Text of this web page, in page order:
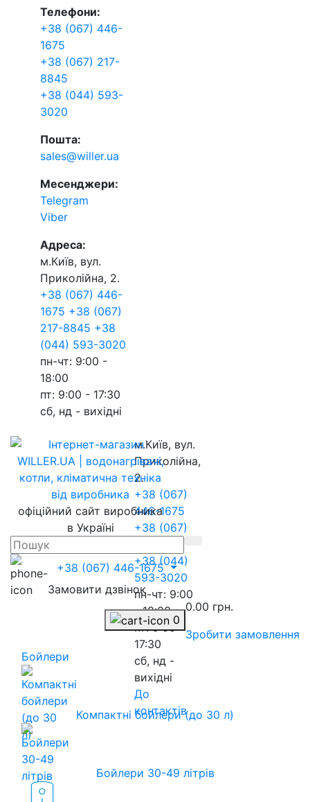
Телефони:
+38 (067) 446-
1675
+38 (067) 217-
8845
+38 (044) 593-
3020
Пошта:
sales@willer.ua
Месенджери:
Telegram
Viber
Адреса:
м.Київ, вул.
Приколійна, 2.
+38 (067) 446-
1675 +38 (067)
217-8845 +38
(044) 593-3020
пн-чт: 9:00 -
18:00
пт: 9:00 - 17:30
сб, нд - вихідні
м.Київ, вул.
Приколійна,
2.
+38 (067)
446-1675
+38 (067)
+38 (044)
593-3020
пн-чт: 9:00
- 18:00
пт: 9:00 -
17:30
сб, нд -
вихідні
До
контактів
офіційний сайт виробника
в Україні
+38 (067) 446-1675
Замовити дзвінок
0
0.00 грн.
Зробити замовлення
Бойлери
Компактні бойлери (до 30 л)
Бойлери 30-49 літрів